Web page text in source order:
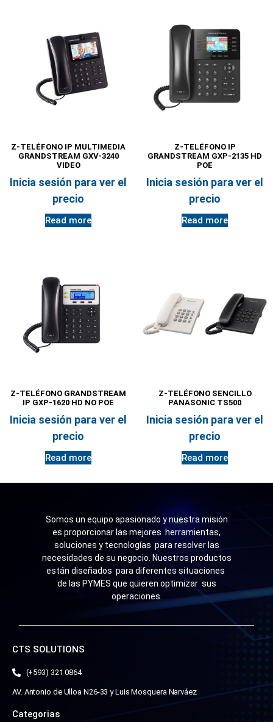
Z-TELÉFONO IP MULTIMEDIA
GRANDSTREAM GXV-3240
VIDEO
Inicia sesión para ver el
precio
Read more
Z-TELÉFONO IP
GRANDSTREAM GXP-2135 HD
POE
Inicia sesión para ver el
precio
Read more
Z-TELÉFONO GRANDSTREAM
IP GXP-1620 HD NO POE
Inicia sesión para ver el
precio
Read more
Z-TELÉFONO SENCILLO
PANASONIC TS500
Inicia sesión para ver el
precio
Read more
Somos un equipo apasionado y nuestra misión
es proporcionar las mejores herramientas,
soluciones y tecnologías para resolver las
necesidades de su negocio. Nuestros productos
están diseñados para diferentes situaciones
de las PYMES que quieren optimizar sus
operaciones.
CTS SOLUTIONS
(+593) 321 0864
AV. Antonio de Ulloa N26-33 y Luis Mosquera Narváez
Categorias